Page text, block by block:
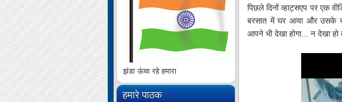
झंडा ऊंचा रहे हमारा
हमारे पाठक
पिछले दिनों व्हाट्सएप पर एक
बरसात में घर आया और उसके
आपने भी देखा होगा... न देखा हो